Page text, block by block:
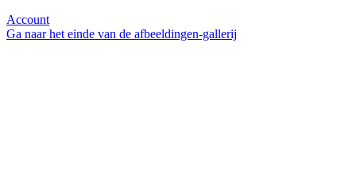
Account
Ga naar het einde van de afbeeldingen-gallerij